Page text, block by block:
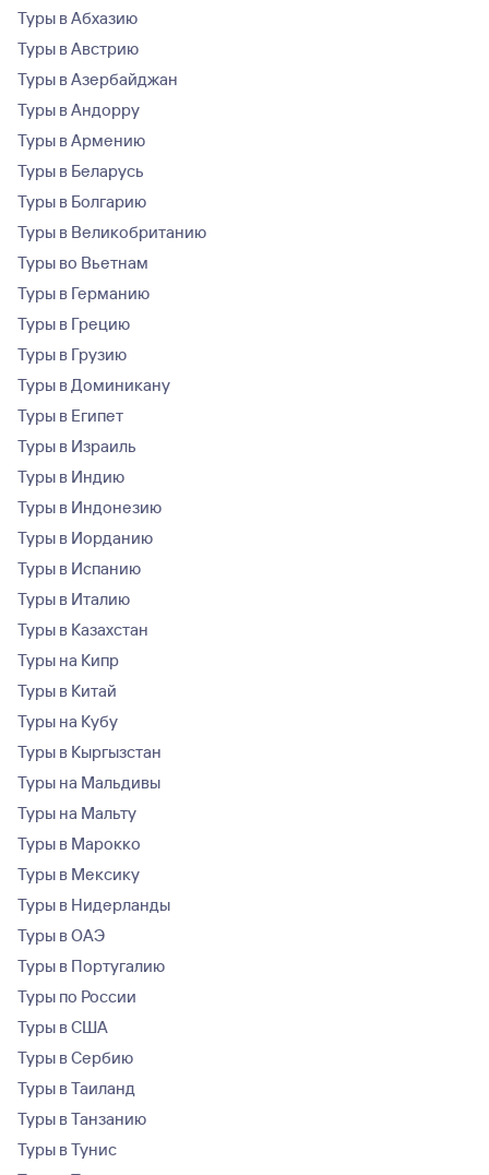
Туры в Абхазию
Туры в Австрию
Туры в Азербайджан
Туры в Андорру
Туры в Армению
Туры в Беларусь
Туры в Болгарию
Туры в Великобританию
Туры во Вьетнам
Туры в Германию
Туры в Грецию
Туры в Грузию
Туры в Доминикану
Туры в Египет
Туры в Израиль
Туры в Индию
Туры в Индонезию
Туры в Иорданию
Туры в Испанию
Туры в Италию
Туры в Казахстан
Туры на Кипр
Туры в Китай
Туры на Кубу
Туры в Кыргызстан
Туры на Мальдивы
Туры на Мальту
Туры в Марокко
Туры в Мексику
Туры в Нидерланды
Туры в ОАЭ
Туры в Португалию
Туры по России
Туры в США
Туры в Сербию
Туры в Таиланд
Туры в Танзанию
Туры в Тунис